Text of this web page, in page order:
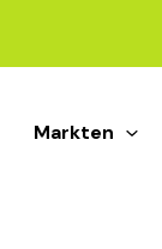
Markten